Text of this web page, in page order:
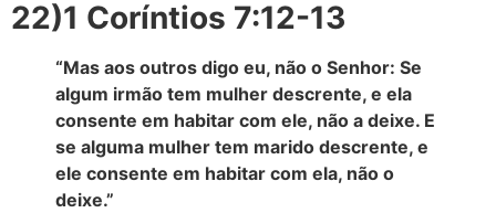
22)1 Coríntios 7:12-13
“Mas aos outros digo eu, não o Senhor: Se
algum irmão tem mulher descrente, e ela
consente em habitar com ele, não a deixe. E
se alguma mulher tem marido descrente, e
ele consente em habitar com ela, não o
deixe.”